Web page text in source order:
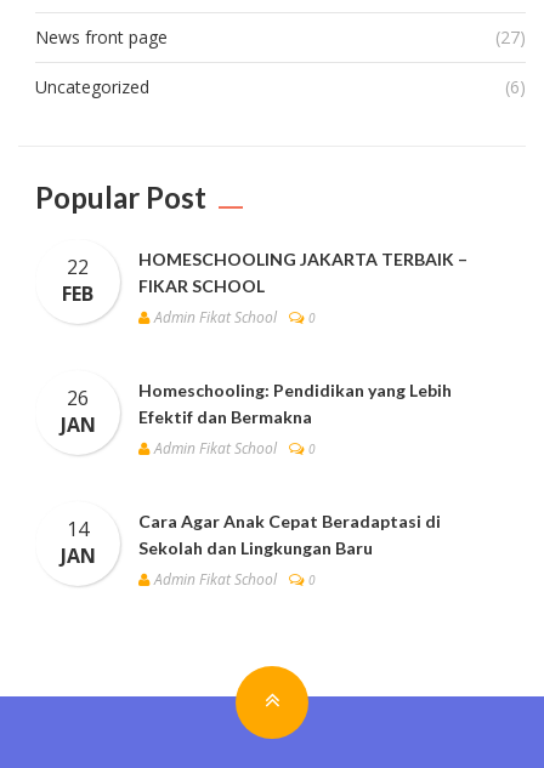
News front page (27)
Uncategorized (6)
Popular Post
22
FEB
HOMESCHOOLING JAKARTA TERBAIK –
FIKAR SCHOOL
Admin Fikat School
0
26
JAN
Homeschooling: Pendidikan yang Lebih
Efektif dan Bermakna
Admin Fikat School
0
14
JAN
Cara Agar Anak Cepat Beradaptasi di
Sekolah dan Lingkungan Baru
Admin Fikat School
0